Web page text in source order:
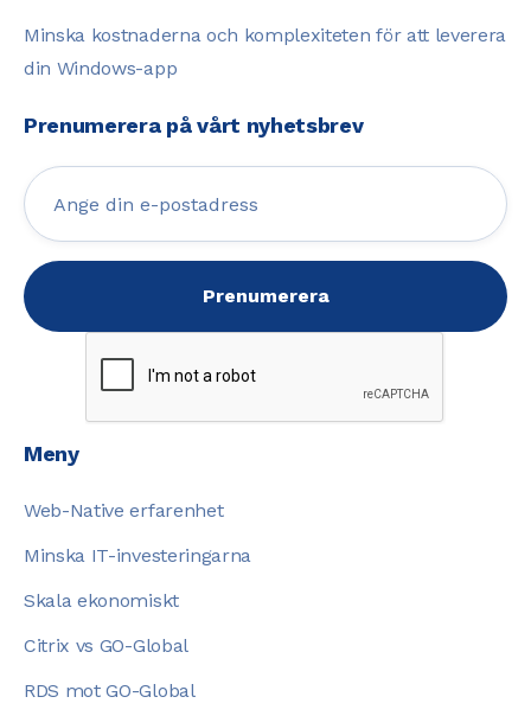
Minska kostnaderna och komplexiteten för att leverera
din Windows-app
Prenumerera på vårt nyhetsbrev
Meny
Web-Native erfarenhet
Minska IT-investeringarna
Skala ekonomiskt
Citrix vs GO-Global
RDS mot GO-Global